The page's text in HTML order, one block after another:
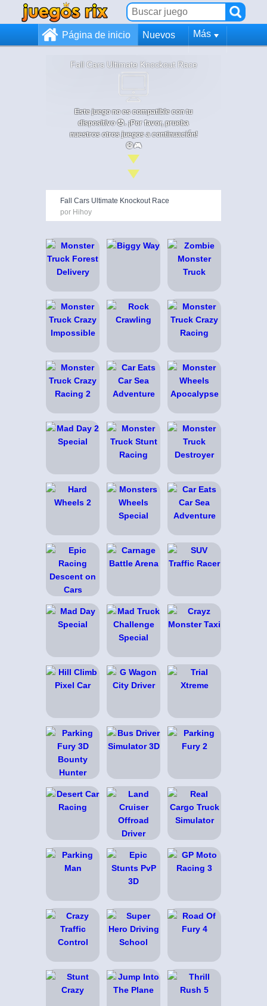
Página de inicio Nuevos Más
Fall Cars Ultimate Knockout Race
Este juego no es compatible con tu
dispositivo 😞. ¡Por favor, prueba
nuestros otros juegos a continuación!
😄🎮
Fall Cars Ultimate Knockout Race
por Hihoy